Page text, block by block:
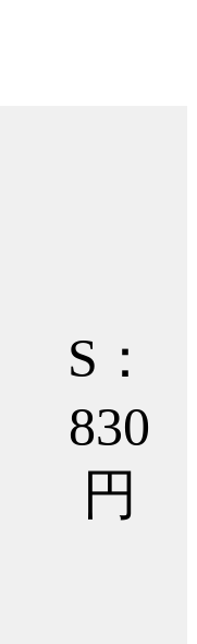
S：
830
円